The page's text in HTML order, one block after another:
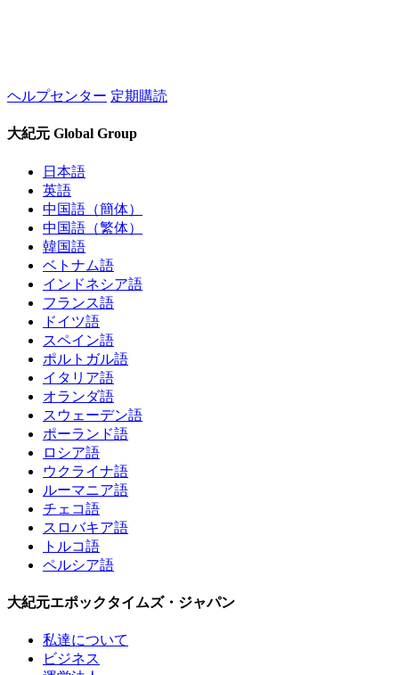
ヘルプセンター 定期購読
大紀元 Global Group
日本語
英語
中国語（簡体）
中国語（繁体）
韓国語
ベトナム語
インドネシア語
フランス語
ドイツ語
スペイン語
ポルトガル語
イタリア語
オランダ語
スウェーデン語
ポーランド語
ロシア語
ウクライナ語
ルーマニア語
チェコ語
スロバキア語
トルコ語
ペルシア語
大紀元エポックタイムズ・ジャパン
私達について
ビジネス